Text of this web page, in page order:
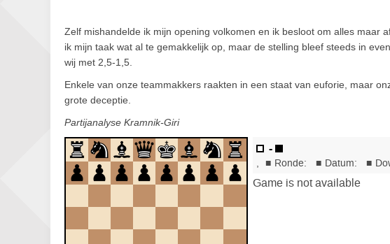
Zelf mishandelde ik mijn opening volkomen en ik besloot om alles maar
ik mijn taak wat al te gemakkelijk op, maar de stelling bleef steeds in
wij met 2,5-1,5.
Enkele van onze teammakkers raakten in een staat van euforie, maar
grote deceptie.
Partijanalyse Kramnik-Giri